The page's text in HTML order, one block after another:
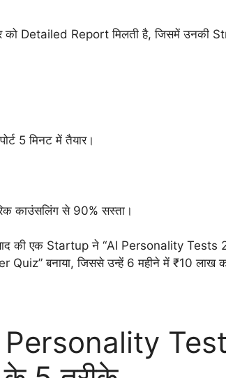
को Detailed Report मिलती है, जिसमें उनकी
5 मिनट में तैयार।
काउंसलिंग से 90% सस्ता।
की एक Startup ने “AI Personality
Quiz” बनाया, जिससे उन्हें 6 महीने में ₹10 लाख
Personality